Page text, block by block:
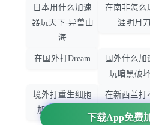
下载App免费
日本用什么加速
器玩天下-异兽山
海
在南非怎么
涯明月刀
在国外打Dream
国外什么加
玩暗黑破
境外打重生细胞
加速器哪个好
在新西兰打
大智慧怎